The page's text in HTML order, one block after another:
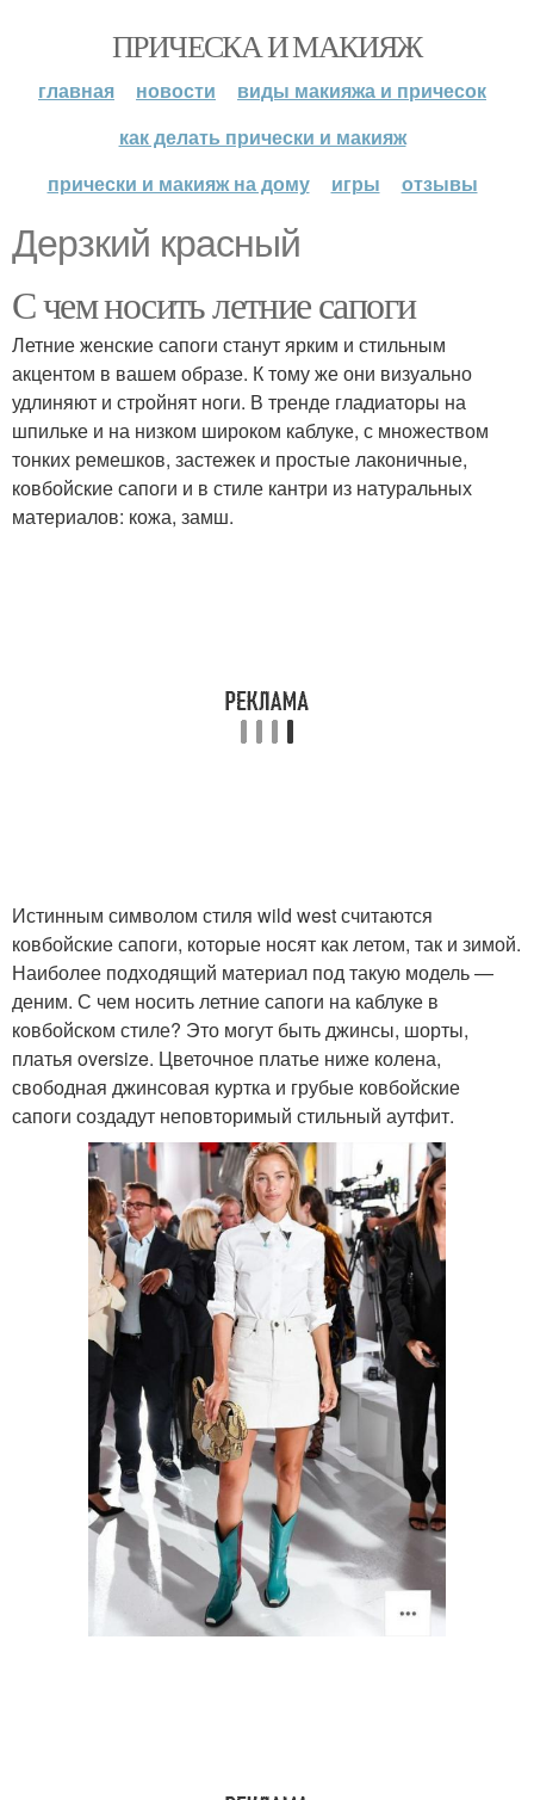
ПРИЧЕСКА И МАКИЯЖ
главная новости
виды макияжа и причесок
как делать прически и макияж
прически и макияж на дому
игры отзывы
Дерзкий красный
С чем носить летние сапоги
Летние женские сапоги станут ярким и стильным
акцентом в вашем образе. К тому же они визуально
удлиняют и стройнят ноги. В тренде гладиаторы на
шпильке и на низком широком каблуке, с множеством
тонких ремешков, застежек и простые лаконичные,
ковбойские сапоги и в стиле кантри из натуральных
материалов: кожа, замш.
Истинным символом стиля wild west считаются
ковбойские сапоги, которые носят как летом, так и зимой.
Наиболее подходящий материал под такую модель —
деним. С чем носить летние сапоги на каблуке в
ковбойском стиле? Это могут быть джинсы, шорты,
платья oversize. Цветочное платье ниже колена,
свободная джинсовая куртка и грубые ковбойские
сапоги создадут неповторимый стильный аутфит.